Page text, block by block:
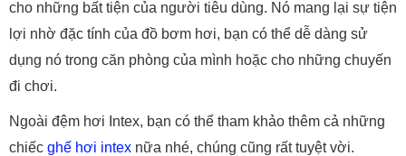
cho những bất tiện của người tiêu dùng. Nó mang lại sự tiện
lợi nhờ đặc tính của đồ bơm hơi, bạn có thể dễ dàng sử
dụng nó trong căn phòng của mình hoặc cho những chuyến
đi chơi.
Ngoài đệm hơi Intex, bạn có thể tham khảo thêm cả những
chiếc ghế hơi intex nữa nhé, chúng cũng rất tuyệt vời.